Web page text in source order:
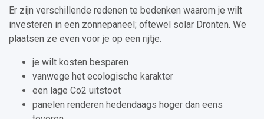
Er zijn verschillende redenen te bedenken waarom je wilt
investeren in een zonnepaneel; oftewel solar Dronten. We
plaatsen ze even voor je op een rijtje.
je wilt kosten besparen
vanwege het ecologische karakter
een lage Co2 uitstoot
panelen renderen hedendaags hoger dan eens